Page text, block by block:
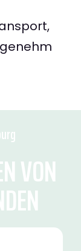
VON